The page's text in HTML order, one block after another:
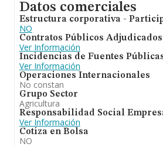
Datos comerciales
Estructura corporativa -
NO
Contratos Públicos Adjudicados
Ver Información
Incidencias de Fuentes
Ver Información
Operaciones Internacionales
No constan
Grupo Sector
Agricultura
Responsabilidad Social
Ver Información
Cotiza en Bolsa
NO